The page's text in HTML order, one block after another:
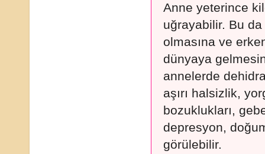
Anne yeterince
uğrayabilir. Bu
olmasına ve
dünyaya
annelerde
aşırı halsizlik,
bozuklukları,
depresyon,
görülebilir.